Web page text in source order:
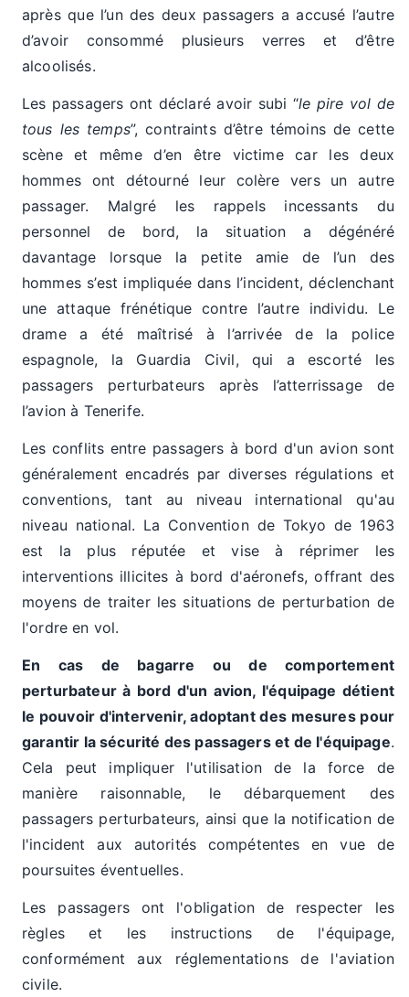
après que l’un des deux passagers a accusé l’autre
d’avoir consommé plusieurs verres et d’être
alcoolisés.
Les passagers ont déclaré avoir subi “le pire vol de
tous les temps”, contraints d’être témoins de cette
scène et même d’en être victime car les deux
hommes ont détourné leur colère vers un autre
passager. Malgré les rappels incessants du
personnel de bord, la situation a dégénéré
davantage lorsque la petite amie de l’un des
hommes s’est impliquée dans l’incident, déclenchant
une attaque frénétique contre l’autre individu. Le
drame a été maîtrisé à l’arrivée de la police
espagnole, la Guardia Civil, qui a escorté les
passagers perturbateurs après l’atterrissage de
l’avion à Tenerife.
Les conflits entre passagers à bord d'un avion sont
généralement encadrés par diverses régulations et
conventions, tant au niveau international qu'au
niveau national. La Convention de Tokyo de 1963
est la plus réputée et vise à réprimer les
interventions illicites à bord d'aéronefs, offrant des
moyens de traiter les situations de perturbation de
l'ordre en vol.
En cas de bagarre ou de comportement
perturbateur à bord d'un avion, l'équipage détient
le pouvoir d'intervenir, adoptant des mesures pour
garantir la sécurité des passagers et de l'équipage.
Cela peut impliquer l'utilisation de la force de
manière raisonnable, le débarquement des
passagers perturbateurs, ainsi que la notification de
l'incident aux autorités compétentes en vue de
poursuites éventuelles.
Les passagers ont l'obligation de respecter les
règles et les instructions de l'équipage,
conformément aux réglementations de l'aviation
civile.